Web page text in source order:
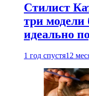
Стилист
три
идеально
1 год спустя12